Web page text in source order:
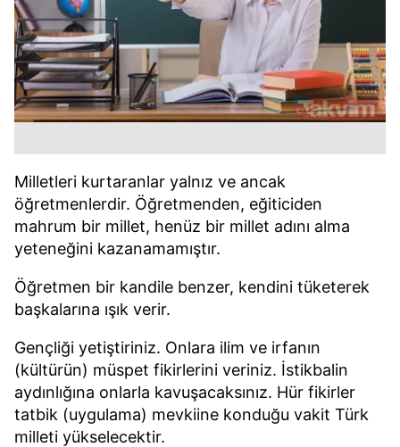
Milletleri kurtaranlar yalnız ve ancak
öğretmenlerdir. Öğretmenden, eğiticiden
mahrum bir millet, henüz bir millet adını alma
yeteneğini kazanamamıştır.
Öğretmen bir kandile benzer, kendini tüketerek
başkalarına ışık verir.
Gençliği yetiştiriniz. Onlara ilim ve irfanın
(kültürün) müspet fikirlerini veriniz. İstikbalin
aydınlığına onlarla kavuşacaksınız. Hür fikirler
tatbik (uygulama) mevkiine konduğu vakit Türk
milleti yükselecektir.